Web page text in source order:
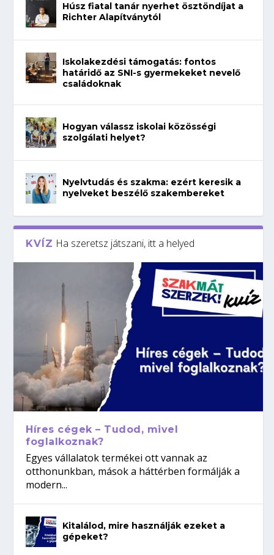
Húsz fiatal tanár nyerhet ösztöndíjat a
Richter Alapítványtól
Iskolakezdési támogatás: fontos
határidő az SNI-s gyermekeket nevelő
családoknak
Hogyan válassz iskolai közösségi
szolgálati helyet?
Nyelvtudás és szakma: ezért keresik a
nyelveket beszélő szakembereket
KVÍZ Ha szeretsz játszani, itt a helyed
Híres cégek – Tudod, mivel
foglalkoznak?
Egyes vállalatok termékei ott vannak az
otthonunkban, mások a háttérben formálják a
modern...
Kitalálod, mire használják ezeket a
gépeket?